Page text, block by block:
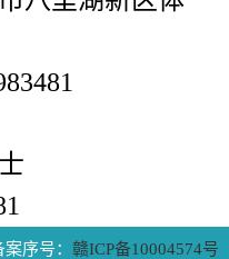
序号： 赣ICP备10004574号